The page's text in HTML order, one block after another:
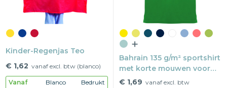
Kinder-Regenjas Teo
€ 1,62 vanaf excl. btw (blanco)
Vanaf
Blanco
Bedrukt
Bahrain 135 g/m² sportshirt
met korte mouwen voor
kinderen
€ 1,69 vanaf excl. btw